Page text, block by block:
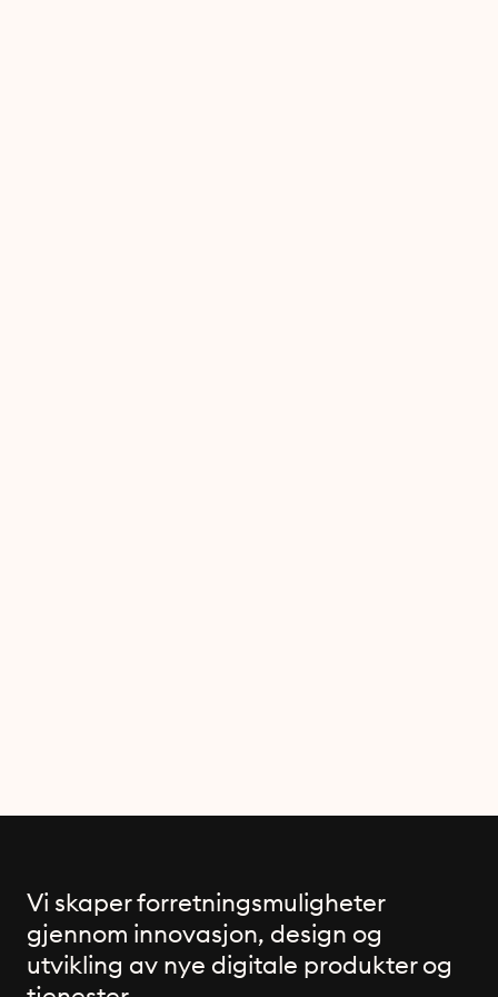
Vi skaper forretningsmuligheter
gjennom innovasjon, design og
utvikling av nye digitale produkter og